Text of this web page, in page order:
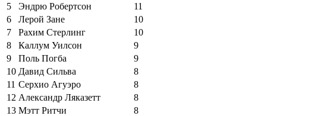
5
Эндрю Робертсон
11
6
Лерой Зане
10
7
Рахим Стерлинг
10
8
Каллум Уилсон
9
9
Поль Погба
9
10 Давид Сильва
8
11 Серхио Агуэро
8
12 Александр Ляказетт
8
13 Мэтт Ритчи
8